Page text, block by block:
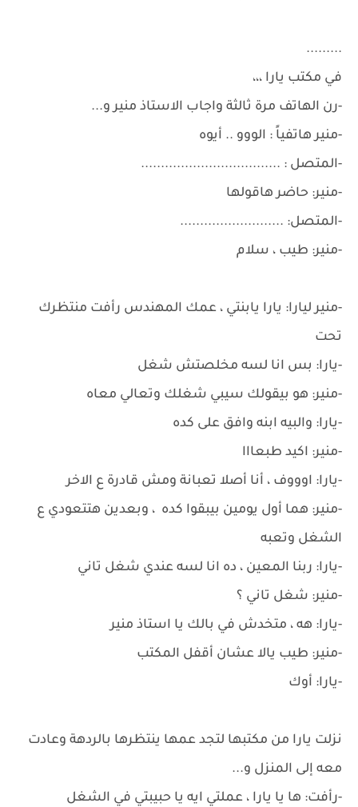
.........
في مكتب يارا ،،،
-رن الهاتف مرة ثالثة واجاب الاستاذ منير و...
-منير هاتفياً : الووو .. أيوه
-المتصل : ...................................
-منير: حاضر هاقولها
-المتصل: ..........................
-منير: طيب ، سلام
-منير ليارا: يارا يابنتي ، عمك المهندس رأفت منتظرك
تحت
-يارا: بس انا لسه مخلصتش شغل
-منير: هو بيقولك سيبي شغلك وتعالي معاه
-يارا: والبيه ابنه وافق على كده
-منير: اكيد طبعااا
-يارا: اوووف ، أنا أصلا تعبانة ومش قادرة ع الاخر
-منير: هما أول يومين بيبقوا كده ، وبعدين هتتعودي ع
الشغل وتعبه
-يارا: ربنا المعين ، ده انا لسه عندي شغل تاني
-منير: شغل تاني ؟
-يارا: هه ، متخدش في بالك يا استاذ منير
-منير: طيب يالا عشان أقفل المكتب
-يارا: أوك
نزلت يارا من مكتبها لتجد عمها ينتظرها بالردهة وعادت
معه إلى المنزل و...
-رأفت: ها يا يارا ، عملتي ايه يا حبيبتي في الشغل